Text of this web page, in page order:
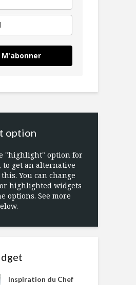
M'abonner
option
"highlight" option for
to get an alternative
You can change
highlighted widgets
options. See more
Inspiration du Chef